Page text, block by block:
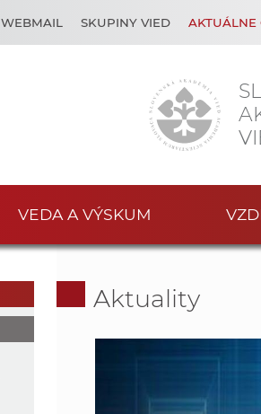
WEBMAIL SKUPINY VIED AKTUÁLNE
VEDA A VÝSKUM
Aktuality